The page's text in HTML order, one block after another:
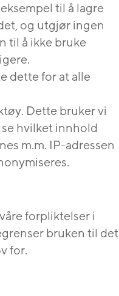
til å lagre
og utgjør ingen
til å ikke bruke
dette for at alle
Dette bruker vi
se hvilket innhold
m.m. IP-adressen
forpliktelser i
bruken til det
for.